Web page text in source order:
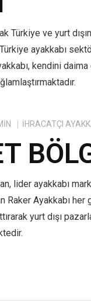
Türkiye ve yurt
ayakkabı
kendini
IHRACATÇI
lider ayakkabı
Raker Ayakkabı
yurt dışı